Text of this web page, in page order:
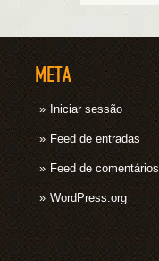
META
Iniciar sessão
Feed de entradas
Feed de comentários
WordPress.org